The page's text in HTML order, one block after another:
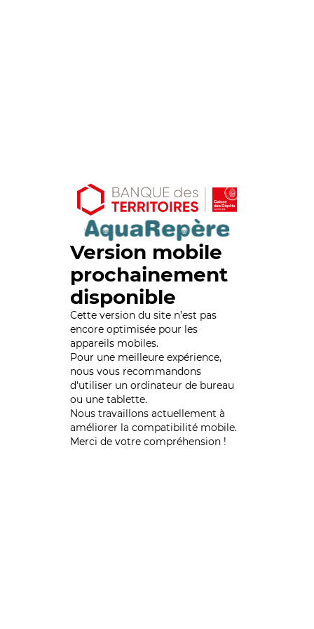
Version mobile
prochainement
disponible
Cette version du site n’est pas
encore optimisée pour les
appareils mobiles.
Pour une meilleure expérience,
nous vous recommandons
d'utiliser un ordinateur de bureau
ou une tablette.
Nous travaillons actuellement à
améliorer la compatibilité mobile.
Merci de votre compréhension !